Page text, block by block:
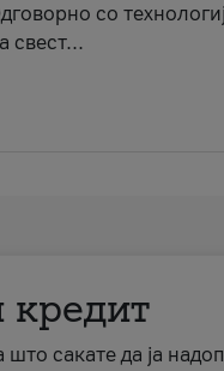
со
свест...
кредит
што сакате да ја